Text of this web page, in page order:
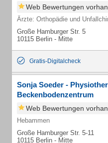
Web Bewertungen
Ärzte: Orthopädie und
Große Hamburger Str. 5
10115 Berlin - Mitte
Gratis-Digitalcheck
Sonja Soeder -
Beckenbodenzentrum
Web Bewertungen
Hebammen
Große Hamburger Str. 5-11
10115 Berlin - Mitte